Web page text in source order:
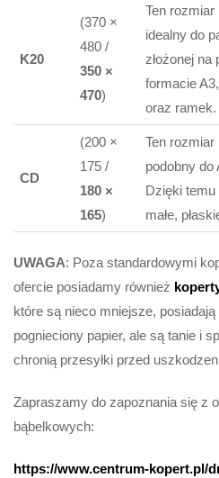
K20
(370 ×
480 /
350 ×
470)
Ten
idealny do
złożonej
formacie
oraz ramek.
CD
(200 ×
175 /
180 ×
165)
Ten
podobny do
Dzięki
małe,
UWAGA: Poza standardowymi
ofercie posiadamy również
które są nieco mniejsze, posiadają
pognieciony papier, ale są tanie i
chronią przesyłki przed
Zapraszamy do zapoznania się z
bąbelkowych:
https://www.centrum-kopert.pl/